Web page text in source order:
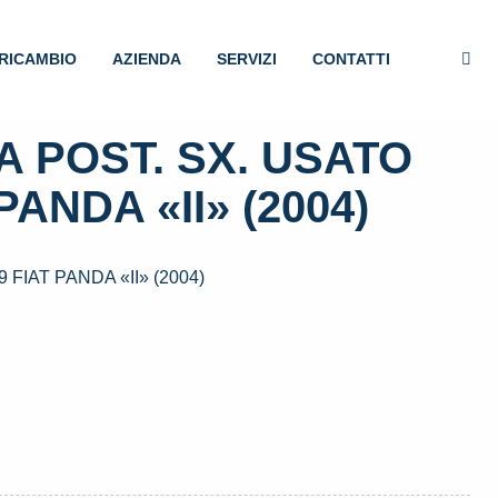
AZIENDA SERVIZI CONTATTI
POST. SX. USATO
«II» (2004)
FIAT PANDA «II» (2004)